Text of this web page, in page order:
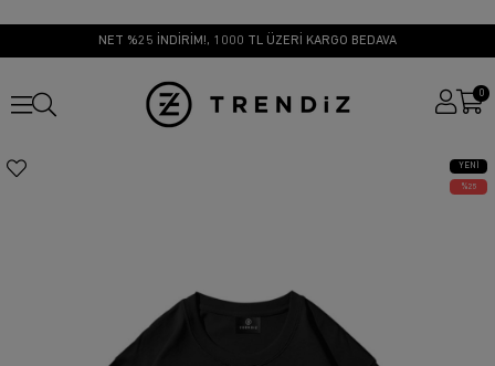
NET %25 İNDİRİM!, 1000 TL ÜZERİ KARGO BEDAVA
0
YENI
ÜRÜN
25